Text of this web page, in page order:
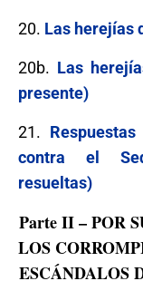
20. Las herejías
20b. Las
presente)
21.
contra el
resueltas)
Parte II – POR
LOS
ESCÁNDALOS